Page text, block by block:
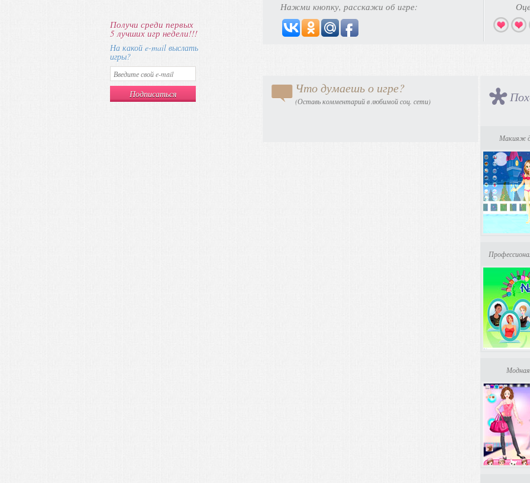
Нажми кнопку, расскажи об игре:
Что думаешь о игре?
(Оставь комментарий в любимой соц. сети)
Макияж
Модная
Получи среди первых
5 лучших игр недели!!!
На какой e-mail выслать
игры?